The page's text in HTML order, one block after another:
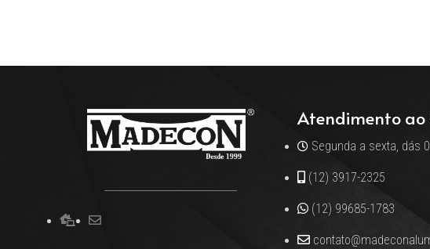
Atendimento ao
Segunda a sexta, dás
(12) 3917-2325
(12) 99685-1783